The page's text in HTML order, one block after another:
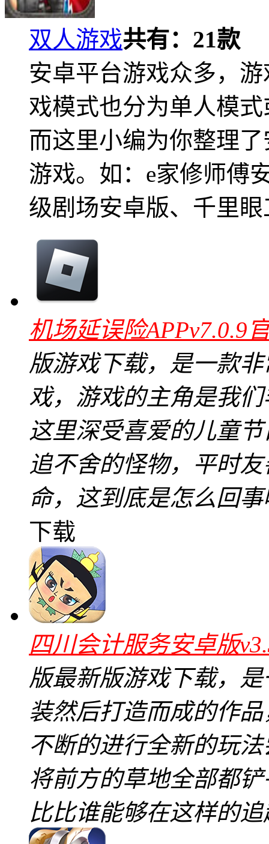
双人游戏共有： 21款
安卓平台游戏众多，
戏模式也分为单人模
而这里小编为你整理
游戏。如：e家修师傅
级剧场安卓版、千里眼
机场延误险APPv7.0.9
版游戏下载，是一款
戏，游戏的主角是我
这里深受喜爱的儿童
追不舍的怪物，平时
命，这到底是怎么回
下载
四川会计服务安卓版
版最新版游戏下载，
装然后打造而成的作
不断的进行全新的玩
将前方的草地全部都
比比谁能够在这样的